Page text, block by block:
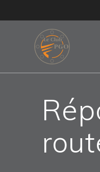
to